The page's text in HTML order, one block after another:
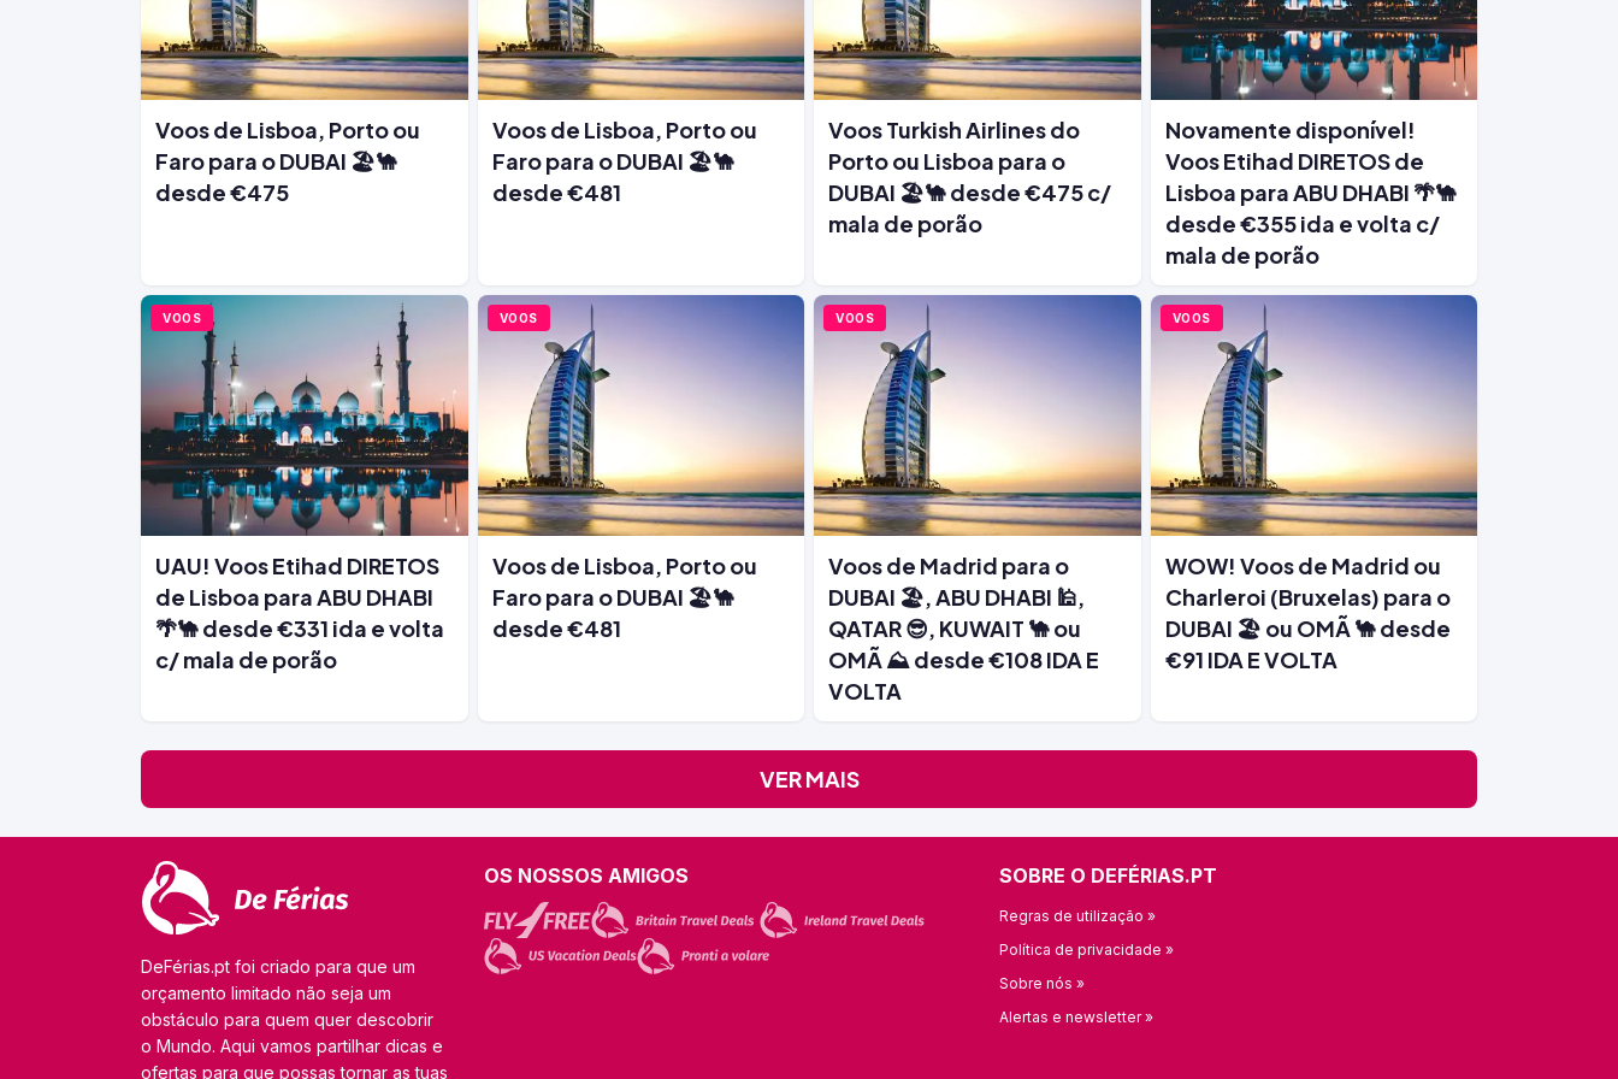
Voos de Lisboa, Porto ou
Faro para o DUBAI 🏖️🐪
desde €475
Voos de Lisboa, Porto ou
Faro para o DUBAI 🏖️🐪
desde €481
Voos Turkish Airlines do
Porto ou Lisboa para o
DUBAI 🏖️🐪 desde €475 c/
mala de porão
Novamente disponível!
Voos Etihad DIRETOS de
Lisboa para ABU DHABI 🌴🐪
desde €355 ida e volta c/
mala de porão
VOOS
UAU! Voos Etihad DIRETOS
de Lisboa para ABU DHABI
🌴🐪 desde €331 ida e volta
c/ mala de porão
VOOS
Voos de Lisboa, Porto ou
Faro para o DUBAI 🏖️🐪
desde €481
VOOS
Voos de Madrid para o
DUBAI 🏖️, ABU DHABI 🕌,
QATAR 😎, KUWAIT 🐪 ou
OMÃ ⛰️ desde €108 IDA E
VOLTA
VOOS
WOW! Voos de Madrid ou
Charleroi (Bruxelas) para o
DUBAI 🏖️ ou OMÃ 🐪 desde
€91 IDA E VOLTA
VER MAIS
DeFérias.pt foi criado para que um
orçamento limitado não seja um
obstáculo para quem quer descobrir
o Mundo. Aqui vamos partilhar dicas e
ofertas para que possas tornar as tuas
OS NOSSOS AMIGOS SOBRE O DEFÉRIAS.PT
Regras de utilização »
Política de privacidade »
Sobre nós »
Alertas e newsletter »